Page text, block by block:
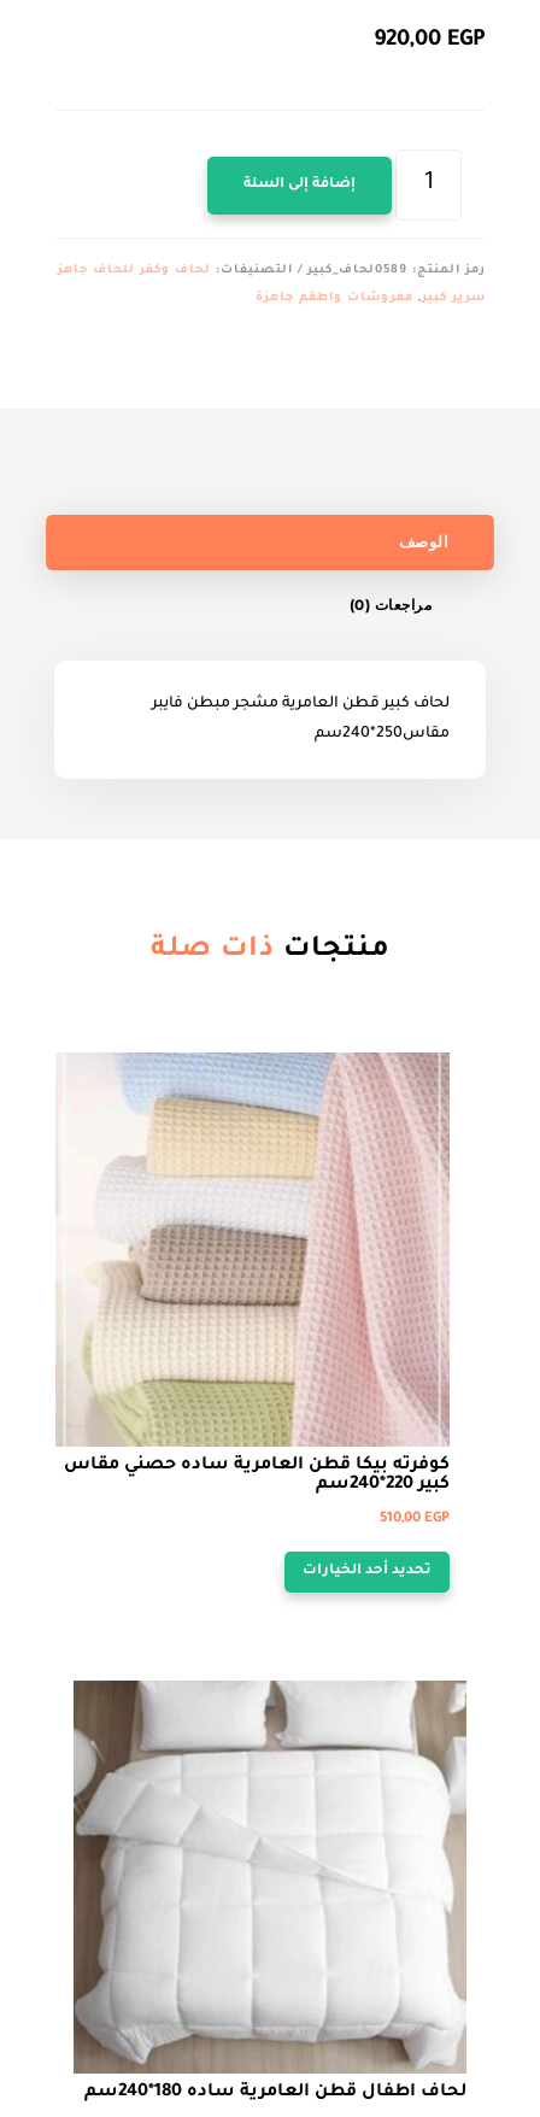
920,00 EGP
لحاف
العامرية
مشجر
إضافة إلى السلة
رمز المنتج: 0589لحاف_كبير التصنيفات: لحاف وكفر للحاف جاهز
سرير كبير, مفروشات واطقم جاهزة
الوصف
مراجعات (0)
لحاف كبير قطن العامرية مشجر مبطن فايبر
مقاس250*240سم
منتجات ذات صلة
كوفرته بيكا قطن العامرية ساده حصني مقاس
كبير 220*240سم
510,00 EGP
تحديد أحد الخيارات
هناك
لهذا
المنتج.
لحاف اطفال قطن العامرية ساده 180*240سم